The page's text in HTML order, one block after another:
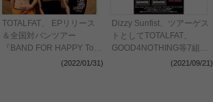
TOTALFAT、 EPリリース
＆全国対バンツアー
『BAND FOR HAPPY Tour
2022』の開催を発表(2022/01/31)
Dizzy Sunfist、ツアーゲス
トとしてTOTALFAT、
GOOD4NOTHING等7組が
(2021/09/21)